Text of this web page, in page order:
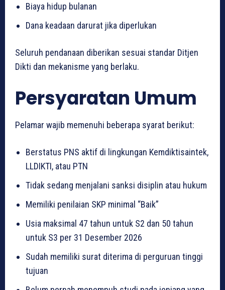
Biaya hidup bulanan
Dana keadaan darurat jika diperlukan
Seluruh pendanaan diberikan sesuai standar Ditjen
Dikti dan mekanisme yang berlaku.
Persyaratan Umum
Pelamar wajib memenuhi beberapa syarat berikut:
Berstatus PNS aktif di lingkungan Kemdiktisaintek,
LLDIKTI, atau PTN
Tidak sedang menjalani sanksi disiplin atau hukum
Memiliki penilaian SKP minimal “Baik”
Usia maksimal 47 tahun untuk S2 dan 50 tahun
untuk S3 per 31 Desember 2026
Sudah memiliki surat diterima di perguruan tinggi
tujuan